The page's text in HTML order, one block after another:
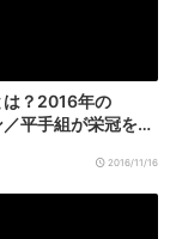
は？2016年の
平手組が栄冠を…
2016/11/16